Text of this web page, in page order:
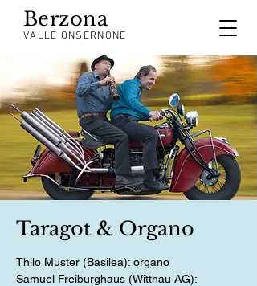
Berzona
VALLE ONSERNONE
Taragot & Organo
Thilo Muster (Basilea): organo
Samuel Freiburghaus (Wittnau AG):